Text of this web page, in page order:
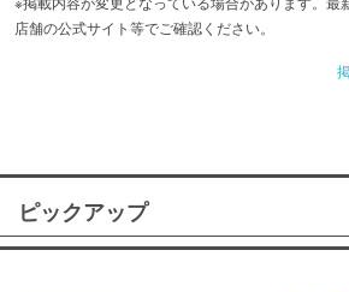
店舗の公式サイト等でご確認ください。
ピックアップ